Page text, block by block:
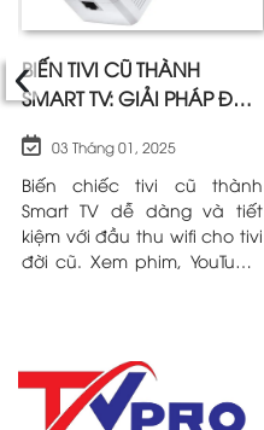
BIẾN TIVI CŨ THÀNH
SMART TV: GIẢI PHÁP ĐẦU
HIỆU QUẢ
03 Tháng 01, 2025
Biến chiếc tivi cũ thành
Smart TV dễ dàng và tiết
kiệm với đầu thu wifi cho tivi
đời cũ. Xem phim, YouTube,
‹